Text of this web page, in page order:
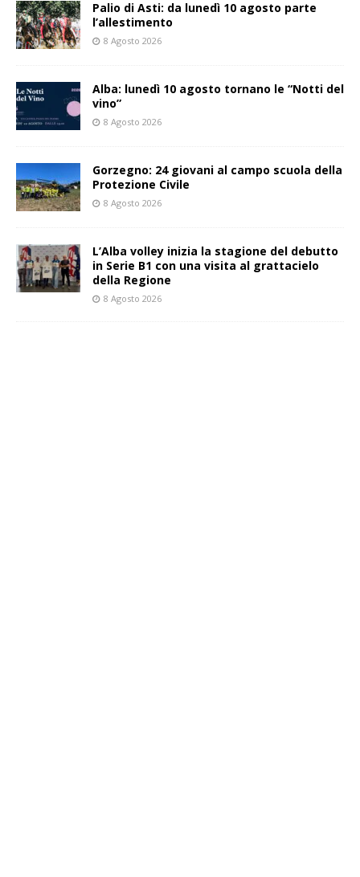
Palio di Asti: da lunedì 10 agosto parte
l’allestimento
8 Agosto 2026
Alba: lunedì 10 agosto tornano le “Notti del
vino”
8 Agosto 2026
Gorzegno: 24 giovani al campo scuola della
Protezione Civile
8 Agosto 2026
L’Alba volley inizia la stagione del debutto
in Serie B1 con una visita al grattacielo
della Regione
8 Agosto 2026